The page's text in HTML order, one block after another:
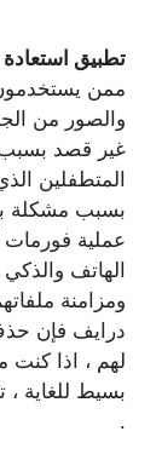
تطبيق استعادة
ممن
والصور من
غير قصد
المتطفلين
بسبب مشكلة
عملية
الهاتف
ومزامنة
درايف فإن
لهم ، اذا
بسيط للغاية ،
.